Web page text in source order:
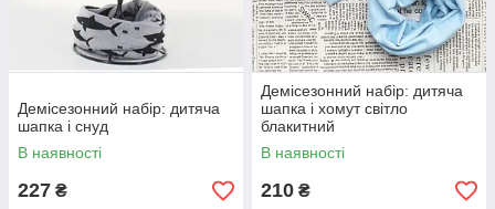
Демісезонний набір: дитяча
шапка і снуд
В наявності
227 ₴
Демісезонний набір: дитяча
шапка і хомут світло
блакитний
В наявності
210 ₴